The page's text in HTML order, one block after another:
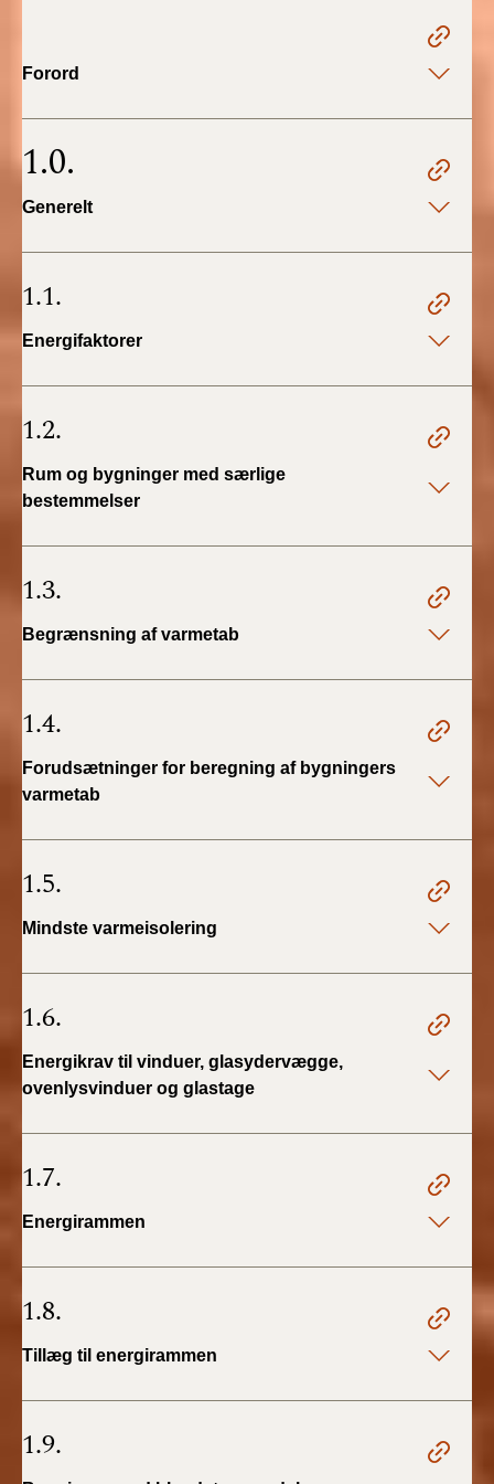
BR18 (1/1 - 30/6
2021)
BR18 (4/7-31/12
BR18 (1/7-31/12
BR15 (2015-2018)
Forord
1.0.
Generelt
1.1.
Energifaktorer
1.2.
Rum og bygninger med særlige
bestemmelser
1.3.
Begrænsning af varmetab
1.4.
Forudsætninger for beregning af bygningers
varmetab
1.5.
Mindste varmeisolering
1.6.
Energikrav til vinduer, glasydervægge,
ovenlysvinduer og glastage
1.7.
Energirammen
1.8.
Tillæg til energirammen
1.9.